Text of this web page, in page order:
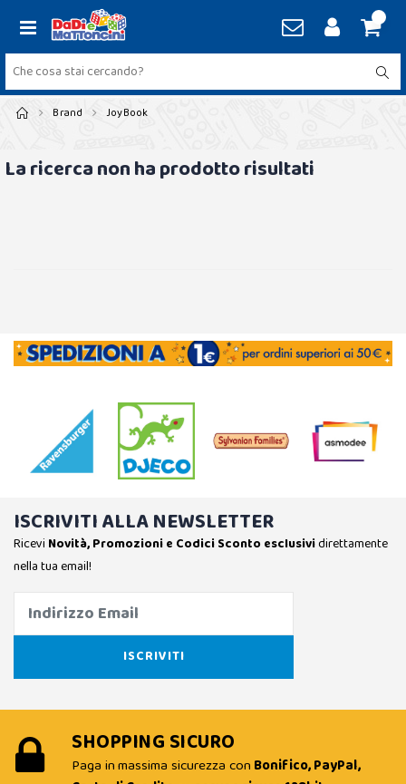
Brand JoyBook
La ricerca non ha prodotto risultati
ISCRIVITI ALLA NEWSLETTER
Ricevi Novità, Promozioni e Codici Sconto esclusividirettamente
nella tua email!
SHOPPING SICURO
Paga in massima sicurezza con Bonifico, PayPal,